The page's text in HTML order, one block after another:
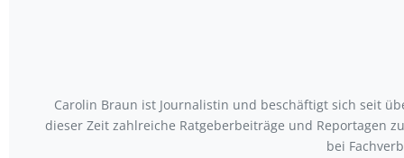
Carolin Braun ist Journalistin und beschäftigt sich seit
dieser Zeit zahlreiche Ratgeberbeiträge und Reportagen
bei